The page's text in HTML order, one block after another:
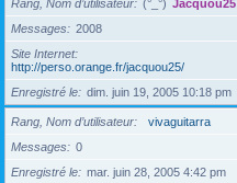
Rang, Nom d’utilisateur (°_°) Jacquou25
Messages
2008
Site Internet
http://perso.orange.fr/jacquou25/
Enregistré le
dim. juin 19, 2005 10:18 pm
Rang, Nom d’utilisateur
vivaguitarra
Messages
0
Enregistré le
mar. juin 28, 2005 4:42 pm